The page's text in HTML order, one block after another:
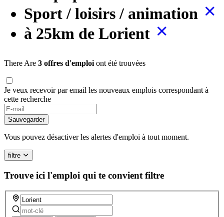
Sport / loisirs / animation
à 25km de Lorient
There Are 3 offres d'emploi ont été trouvées
Je veux recevoir par email les nouveaux emplois correspondant à
cette recherche
Sauvegarder
Vous pouvez désactiver les alertes d'emploi à tout moment.
filtre
Trouve ici l'emploi qui te convient filtre